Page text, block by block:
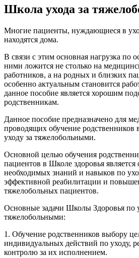
Школа ухода за
Многие пациенты, нуждающиеся в
находятся дома.
В связи с этим основная нагрузка по
ними ложится не столько на
работников, а на родных и близких
особенно актуальным становится
данное пособие является хорошим
родственникам.
Данное пособие предназначено для
проводящих обучение родственников
уходу за тяжелобольными.
Основной целью обучения
пациентов в Школе здоровья
необходимых знаний и навыков по
эффективной реабилитации и
тяжелобольных пациентов.
Основные задачи Школы Здоровья по
тяжелобольными:
1. Обучение родственников выбору
индивидуальных действий по уходу,
контролю за их исполнением.